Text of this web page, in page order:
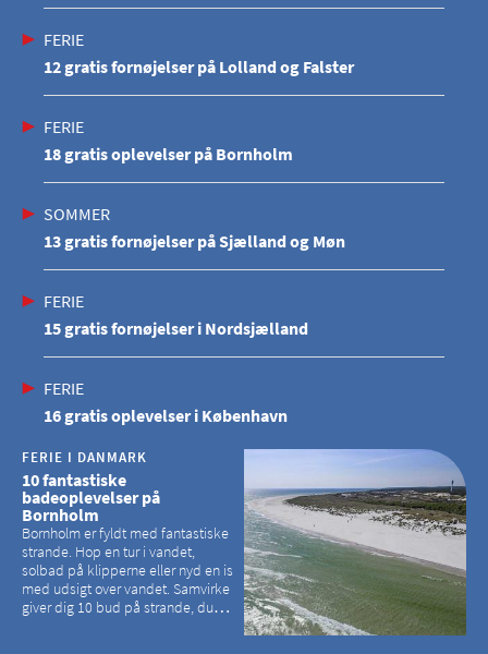
FERIE
12 gratis fornøjelser på Lolland og Falster
FERIE
18 gratis oplevelser på Bornholm
SOMMER
13 gratis fornøjelser på Sjælland og Møn
FERIE
15 gratis fornøjelser i Nordsjælland
FERIE
16 gratis oplevelser i København
FERIE I DANMARK
10 fantastiske
badeoplevelser på
Bornholm
Bornholm er fyldt med fantastiske
strande. Hop en tur i vandet,
solbad på klipperne eller nyd en is
med udsigt over vandet. Samvirke
giver dig 10 bud på strande, du